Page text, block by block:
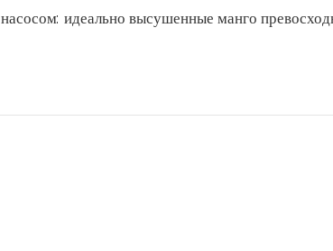
идеально высушенные манго